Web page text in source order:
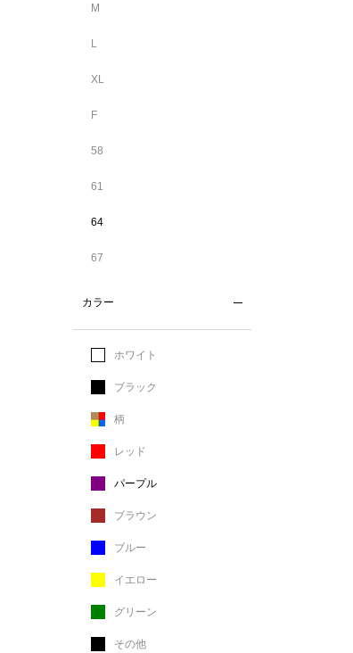
M
L
XL
F
58
61
64
67
カラー
ホワイト
ブラック
柄
レッド
パープル
ブラウン
ブルー
イエロー
グリーン
その他